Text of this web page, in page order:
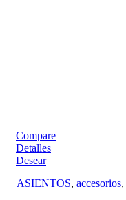
Compare
Detalles
Desear
ASIENTOS, accesorios,